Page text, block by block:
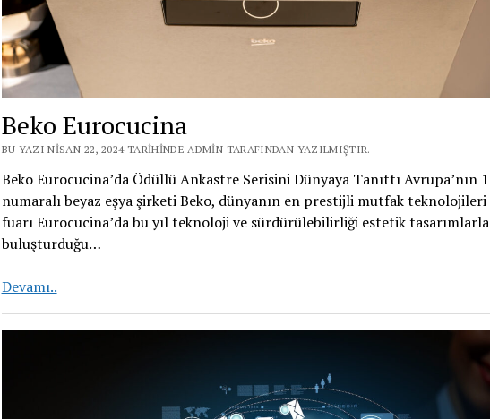
Beko Eurocucina
BU YAZI NISAN 22, 2024 TARIHINDE ADMIN TARAFINDAN YAZILMIŞTIR.
Beko Eurocucina’da Ödüllü Ankastre Serisini Dünyaya Tanıttı Avrupa’nın 1
numaralı beyaz eşya şirketi Beko, dünyanın en prestijli mutfak teknolojileri
fuarı Eurocucina’da bu yıl teknoloji ve sürdürülebilirliği estetik tasarımlarla
buluşturduğu…
Devamı..Beko Eurocucina